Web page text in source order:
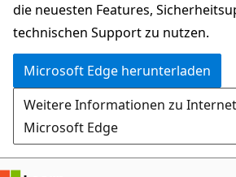
die neuesten Features,
technischen Support zu nutzen.
Microsoft Edge herunterladen
Weitere Informationen zu
Microsoft Edge